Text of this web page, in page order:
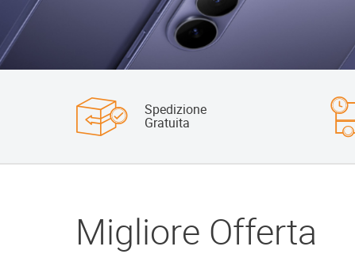
Spedizione
Gratuita
Migliore Offerta